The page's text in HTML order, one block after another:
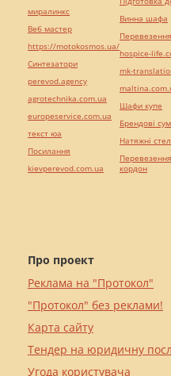
Про проект
Реклама на "Протокол"
"Протокол" без реклами!
Карта сайту
Тендер на юридичну
Угода користувача
миралинкс
Веб мастер
https://motokosmos.ua/
Синтезатори
perevod.agency
agrotechnika.com.ua
europeservice.com.ua
текст юа
Посилання
kievperevod.com.ua
Винна шафа
hospice-
mk-
Шафи купе
Брендові
Натяжні
кордон